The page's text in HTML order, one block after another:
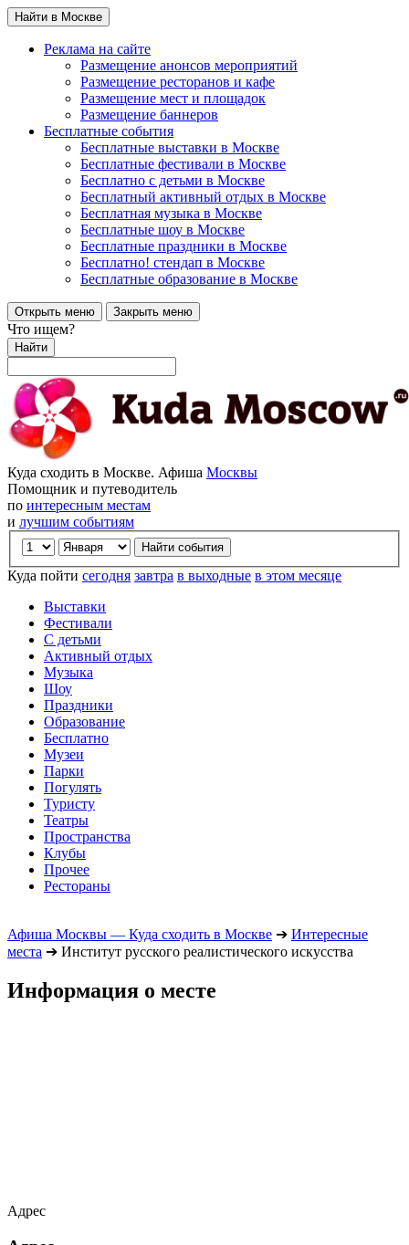
Найти в Москве
Реклама на сайте
Размещение анонсов мероприятий
Размещение ресторанов и кафе
Размещение мест и площадок
Размещение баннеров
Бесплатные события
Бесплатные выставки в Москве
Бесплатные фестивали в Москве
Бесплатно с детьми в Москве
Бесплатный активный отдых в Москве
Бесплатная музыка в Москве
Бесплатные шоу в Москве
Бесплатные праздники в Москве
Бесплатно! стендап в Москве
Бесплатные образование в Москве
Открыть меню Закрыть меню
Что ищем?
Найти
Куда сходить в Москве. Афиша Москвы
Помощник и путеводитель
по интересным местам
и лучшим событиям
Куда пойти сегодня завтра в выходные в этом месяце
Выставки
Фестивали
С детьми
Активный отдых
Музыка
Шоу
Праздники
Образование
Бесплатно
Музеи
Парки
Погулять
Туристу
Театры
Пространства
Клубы
Прочее
Рестораны
Афиша Москвы — Куда сходить в Москве ➔ Интересные
места ➔ Институт русского реалистического искусства
Информация о месте
Адрес